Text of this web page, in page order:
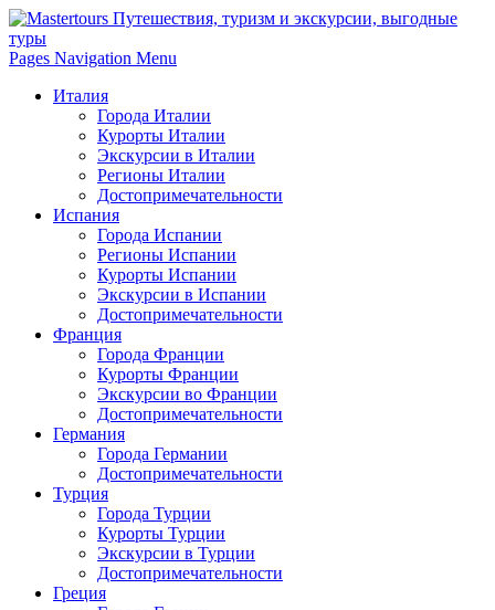
Pages Navigation Menu
Италия
Города Италии
Курорты Италии
Экскурсии в Италии
Регионы Италии
Достопримечательности
Испания
Города Испании
Регионы Испании
Курорты Испании
Экскурсии в Испании
Достопримечательности
Франция
Города Франции
Курорты Франции
Экскурсии во Франции
Достопримечательности
Германия
Города Германии
Достопримечательности
Турция
Города Турции
Курорты Турции
Экскурсии в Турции
Достопримечательности
Греция